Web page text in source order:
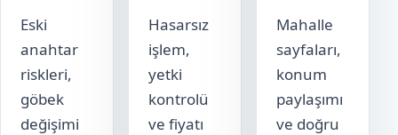
Eski
anahtar
riskleri,
göbek
değişimi
Hasarsız
işlem,
yetki
kontrolü
ve fiyatı
Mahalle
sayfaları,
konum
paylaşımı
ve doğru